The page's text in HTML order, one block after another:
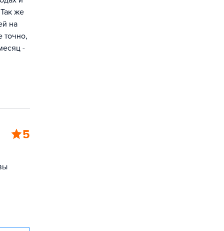
же
на
точно,
-
5